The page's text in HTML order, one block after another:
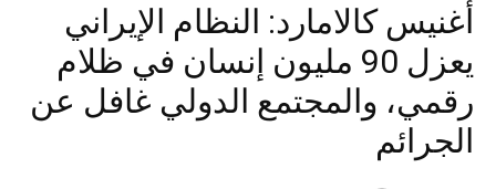
أغنيس كالامارد: النظام الإيراني
يعزل 90 مليون إنسان في ظلام
رقمي، والمجتمع الدولي غافل عن
الجرائم